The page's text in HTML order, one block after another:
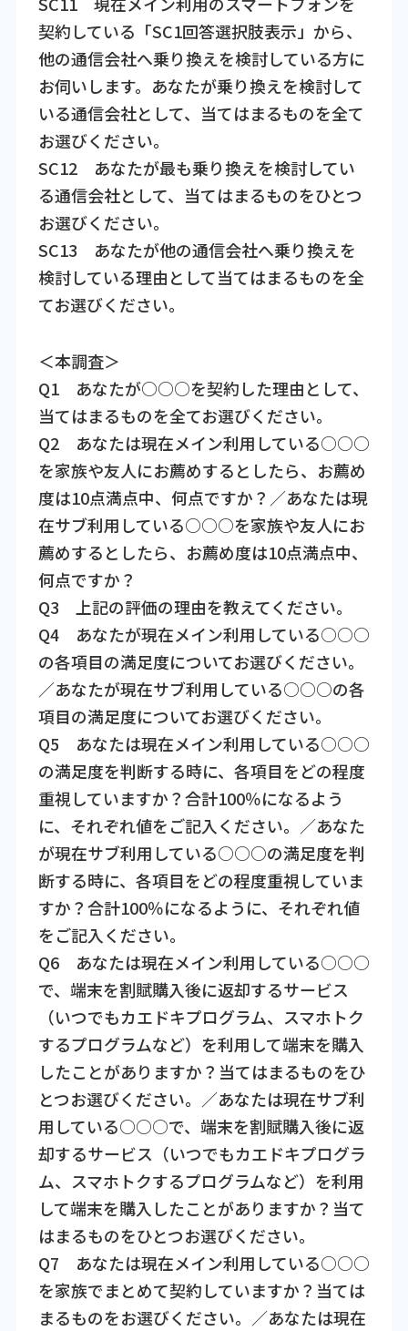
契約している「SC1回答選択肢表示」から、
他の通信会社へ乗り換えを検討している方に
お伺いします。あなたが乗り換えを検討して
いる通信会社として、当てはまるものを全て
お選びください。
SC12 あなたが最も乗り換えを検討してい
る通信会社として、当てはまるものをひとつ
お選びください。
SC13 あなたが他の通信会社へ乗り換えを
検討している理由として当てはまるものを全
てお選びください。
＜本調査＞
Q1 あなたが○○○を契約した理由として、
当てはまるものを全てお選びください。
Q2 あなたは現在メイン利用している○○○
を家族や友人にお薦めするとしたら、お薦め
度は10点満点中、何点ですか？／あなたは現
在サブ利用している○○○を家族や友人にお
薦めするとしたら、お薦め度は10点満点中、
何点ですか？
Q3 上記の評価の理由を教えてください。
Q4 あなたが現在メイン利用している○○○
の各項目の満足度についてお選びください。
／あなたが現在サブ利用している○○○の各
項目の満足度についてお選びください。
Q5 あなたは現在メイン利用している○○○
の満足度を判断する時に、各項目をどの程度
重視していますか？合計100％になるよう
に、それぞれ値をご記入ください。／あなた
が現在サブ利用している○○○の満足度を判
断する時に、各項目をどの程度重視していま
すか？合計100％になるように、それぞれ値
をご記入ください。
Q6 あなたは現在メイン利用している○○○
で、端末を割賦購入後に返却するサービス
（いつでもカエドキプログラム、スマホトク
するプログラムなど）を利用して端末を購入
したことがありますか？当てはまるものをひ
とつお選びください。／あなたは現在サブ利
用している○○○で、端末を割賦購入後に返
却するサービス（いつでもカエドキプログラ
ム、スマホトクするプログラムなど）を利用
して端末を購入したことがありますか？当て
はまるものをひとつお選びください。
Q7 あなたは現在メイン利用している○○○
を家族でまとめて契約していますか？当ては
まるものをお選びください。／あなたは現在